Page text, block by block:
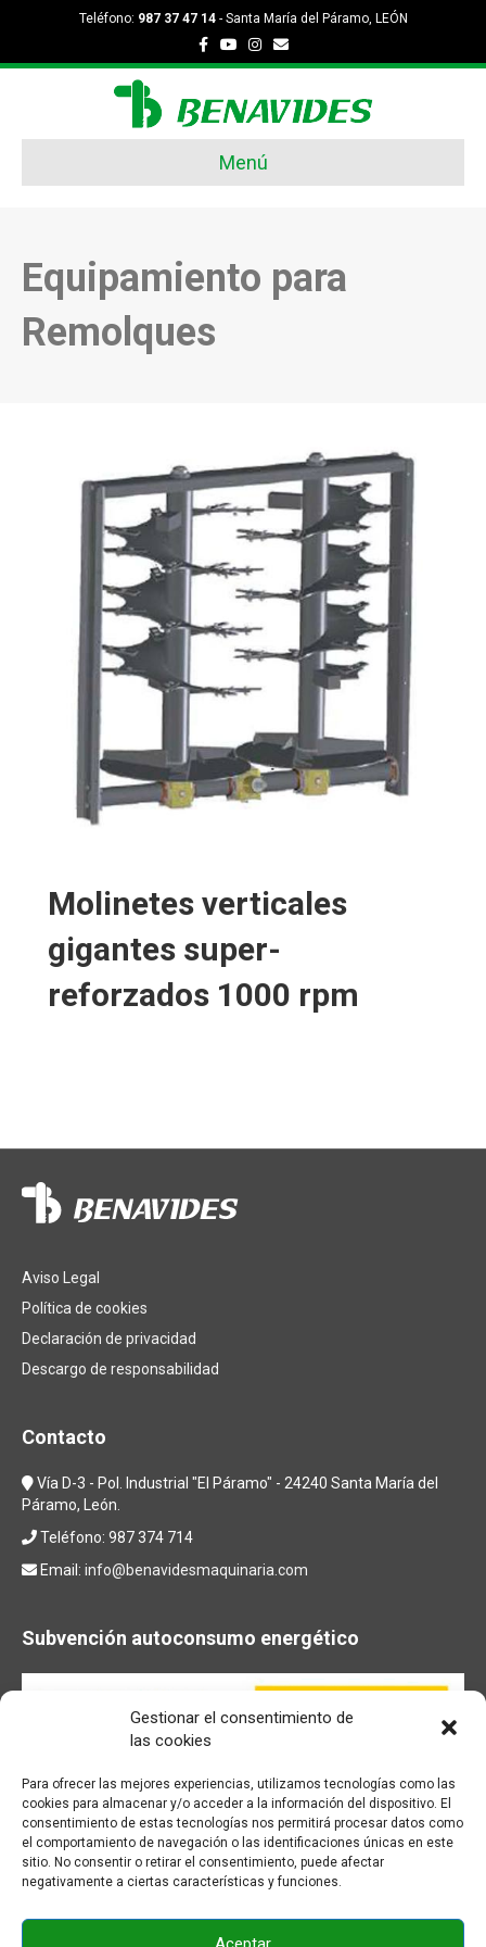
Gestionar el consentimiento de
las cookies
Para ofrecer las mejores experiencias, utilizamos tecnologías como las
cookies para almacenar y/o acceder a la información del dispositivo. El
consentimiento de estas tecnologías nos permitirá procesar datos como
el comportamiento de navegación o las identificaciones únicas en este
sitio. No consentir o retirar el consentimiento, puede afectar
negativamente a ciertas características y funciones.
Teléfono: 987 37 47 14- Santa María del Páramo, LEÓN
FacebookYoutubeInstagram
Email
Menú
Equipamiento para
Remolques
Molinetes verticales
gigantes super-
reforzados 1000 rpm
Aviso Legal
Política de cookies
Declaración de privacidad
Descargo de responsabilidad
Contacto
Vía D-3 - Pol. Industrial "El Páramo" - 24240 Santa María del
Páramo, León.
Teléfono: 987 374 714
Email: info@benavidesmaquinaria.com
Subvención autoconsumo energético